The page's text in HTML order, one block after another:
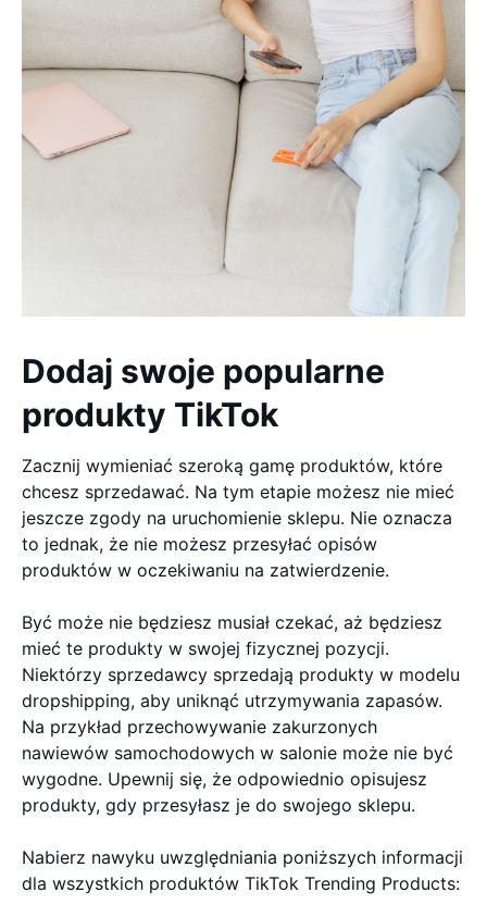
Dodaj swoje popularne
produkty TikTok
Zacznij wymieniać szeroką gamę produktów, które
chcesz sprzedawać. Na tym etapie możesz nie mieć
jeszcze zgody na uruchomienie sklepu. Nie oznacza
to jednak, że nie możesz przesyłać opisów
produktów w oczekiwaniu na zatwierdzenie.
Być może nie będziesz musiał czekać, aż będziesz
mieć te produkty w swojej fizycznej pozycji.
Niektórzy sprzedawcy sprzedają produkty w modelu
dropshipping, aby uniknąć utrzymywania zapasów.
Na przykład przechowywanie zakurzonych
nawiewów samochodowych w salonie może nie być
wygodne. Upewnij się, że odpowiednio opisujesz
produkty, gdy przesyłasz je do swojego sklepu.
Nabierz nawyku uwzględniania poniższych informacji
dla wszystkich produktów TikTok Trending Products: